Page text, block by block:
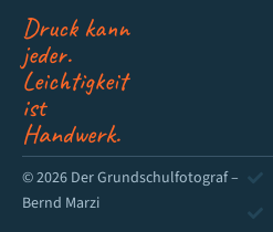
Druck kann
jeder.
Leichtigkeit
ist
Handwerk.
© 2026 Der Grundschulfotograf –
Bernd Marzi